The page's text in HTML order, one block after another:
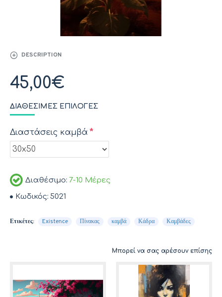
DESCRIPTION
Διαθέσιμο: 7-10 Μέρες
Κωδικός: 5021
45,00€
ΔΙΑΘΈΣΙΜΕΣ ΕΠΙΛΟΓΈΣ
Διαστάσεις καμβά
Ετικέτες: Existence Πίνακας καμβά Κάδρα Καμβάδες
Μπορεί να σας αρέσουν επίσης